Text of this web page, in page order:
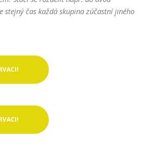
stejný čas každá skupina zúčastní jiného